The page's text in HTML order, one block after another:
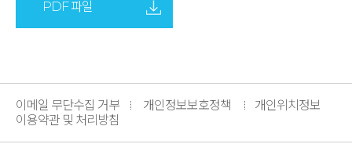
PDF 파일
이메일 무단수집 거부 개인정보보호정책
개인위치정보
이용약관 및 처리방침